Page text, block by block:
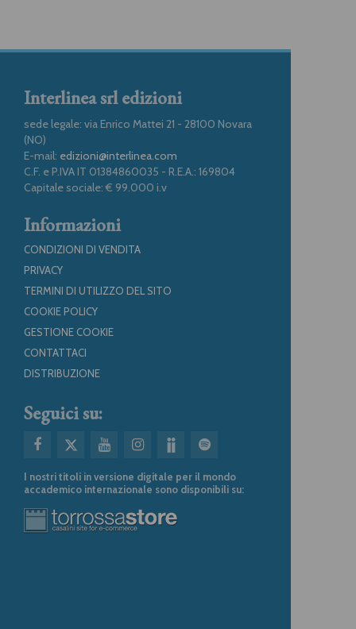
Interlinea srl edizioni
sede legale: via Enrico Mattei 21 - 28100 Novara
(NO)
E-mail: edizioni@interlinea.com
C.F. e P.IVA IT 01384860035 - R.E.A.: 169804
Capitale sociale: € 99.000 i.v
Informazioni
CONDIZIONI DI VENDITA
PRIVACY
TERMINI DI UTILIZZO DEL SITO
COOKIE POLICY
GESTIONE COOKIE
CONTATTACI
DISTRIBUZIONE
Seguici su:
I nostri titoli in versione digitale per il mondo
accademico internazionale sono disponibili su: